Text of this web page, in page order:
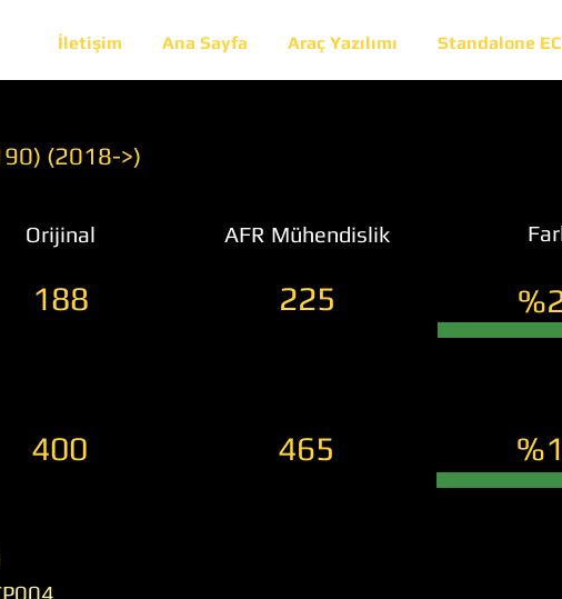
İletişim Ana Sayfa Araç Yazılımı Standalone
(2018->)
Orijinal AFR Mühendislik
188 225
400 465